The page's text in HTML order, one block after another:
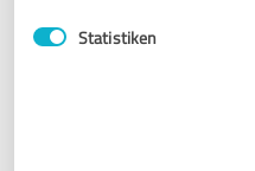
Statistiken